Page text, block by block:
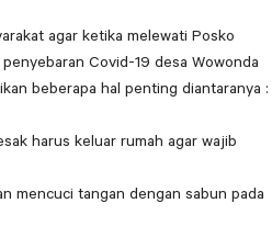
agar ketika melewati Posko
Covid-19 desa Wowonda
beberapa hal penting diantaranya :
harus keluar rumah agar wajib
mencuci tangan dengan sabun pada